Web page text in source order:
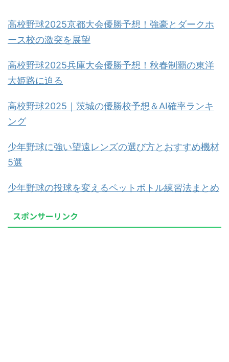
高校野球2025京都大会優勝予想！強豪とダークホ
ース校の激突を展望
高校野球2025兵庫大会優勝予想！秋春制覇の東洋
大姫路に迫る
高校野球2025｜茨城の優勝校予想＆AI確率ランキ
ング
少年野球に強い望遠レンズの選び方とおすすめ機材
5選
少年野球の投球を変えるペットボトル練習法まとめ
スポンサーリンク